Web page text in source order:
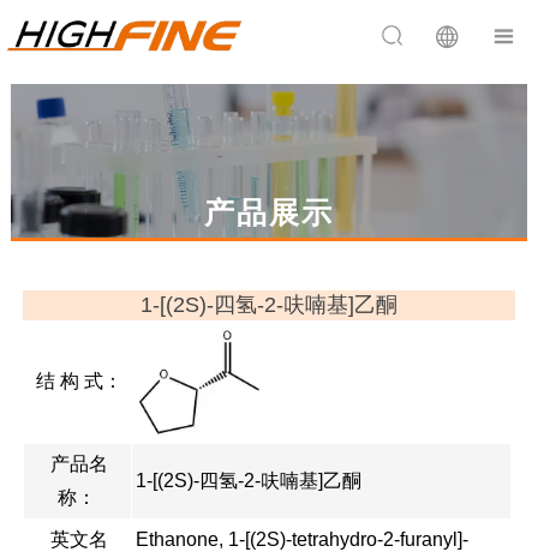
 
产品展示
1-[(2S)-四氢-2-呋喃基]乙酮
结 构 式：
产品名
称：
1-[(2S)-四氢-2-呋喃基]乙酮
英文名
Ethanone, 1-[(2S)-tetrahydro-2-furanyl]-